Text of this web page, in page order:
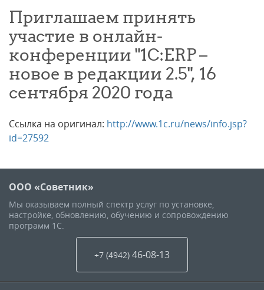
Приглашаем принять
участие в онлайн-
конференции "1С:ERP –
новое в редакции 2.5", 16
сентября 2020 года
Ссылка на оригинал: http://www.1c.ru/news/info.jsp?
id=27592
ООО «Советник»
Мы оказываем полный спектр услуг по установке,
настройке, обновлению, обучению и сопровождению
программ 1С.
+7 (4942) 46-08-13